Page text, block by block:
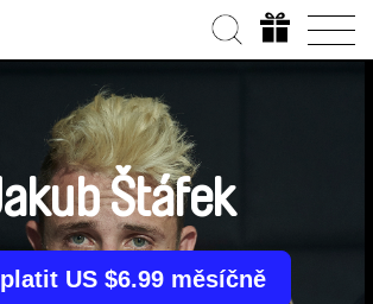
Štáfek
US $6.99 měsíčně